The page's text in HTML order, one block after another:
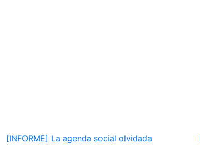
[INFORME] La agenda social olvidada